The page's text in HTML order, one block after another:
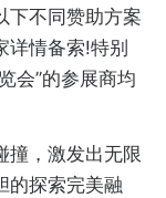
下不同赞助方案
详情备索!特别
会”的参展商均
撞，激发出无限
的探索完美融